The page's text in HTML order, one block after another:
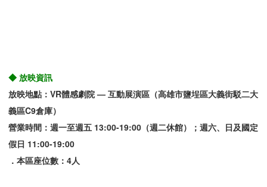
◆ 放映資訊
放映地點：VR體感劇院 — 互動展演區（高雄市鹽埕區大義街駁二大
義區C9倉庫）
營業時間：週一至週五 13:00-19:00（週二休館）；週六、日及國定
假日 11:00-19:00
．本區座位數：4人